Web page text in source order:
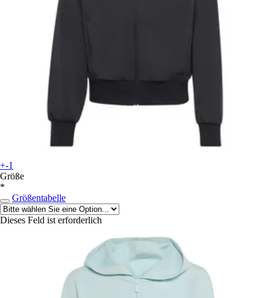
+-1
Größe
*
Größentabelle
Dieses Feld ist erforderlich